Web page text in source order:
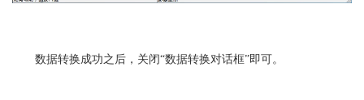
数据转换成功之后，关闭“数据转换对话框”即可。